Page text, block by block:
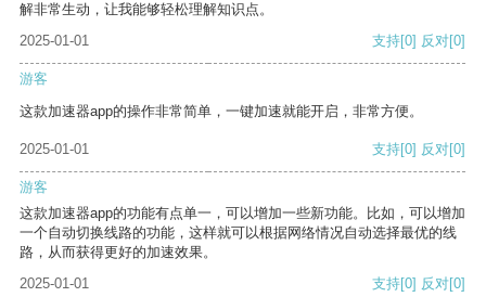
解非常生动，让我能够轻松理解知识点。
2025-01-01
支持[0] 反对[0]
游客
这款加速器app的操作非常简单，一键加速就能开启，非常方便。
2025-01-01 支持[0] 反对[0]
游客
这款加速器app的功能有点单一，可以增加一些新功能。比如，可以增加
一个自动切换线路的功能，这样就可以根据网络情况自动选择最优的线
路，从而获得更好的加速效果。
2025-01-01
支持[0] 反对[0]